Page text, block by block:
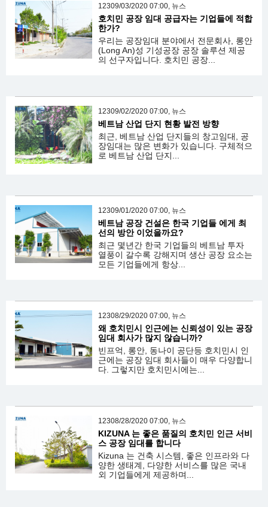
12309/03/2020 07:00, 뉴스
호치민 공장 임대 공급자는 기업들에 적합
한가?
우리는 공장임대 분야에서 전문회사, 롱안
(Long An)성 기성공장 공장 솔루션 제공
의 선구자입니다. 호치민 공장...
12309/02/2020 07:00, 뉴스
베트남 산업 단지 현황 발전 방향
최근, 베트남 산업 단지들의 창고임대, 공
장임대는 많은 변화가 있습니다. 구체적으
로 베트남 산업 단지...
12309/01/2020 07:00, 뉴스
베트남 공장 건설은 한국 기업들 에게 최
선의 방안 이었을까요?
최근 몇년간 한국 기업들의 베트남 투자
열풍이 갈수록 강해지며 생산 공장 요소는
모든 기업들에게 항상...
12308/29/2020 07:00, 뉴스
왜 호치민시 인근에는 신뢰성이 있는 공장
임대 회사가 많지 않습니까?
빈프억, 롱안, 동나이 공단등 호치민시 인
근에는 공장 임대 회사들이 매우 다양합니
다. 그렇지만 호치민시에는...
12308/28/2020 07:00, 뉴스
KIZUNA 는 좋은 품질의 호치민 인근 서비
스 공장 임대를 합니다
Kizuna 는 건축 시스템, 좋은 인프라와 다
양한 생태계, 다양한 서비스를 많은 국내
외 기업들에게 제공하며...